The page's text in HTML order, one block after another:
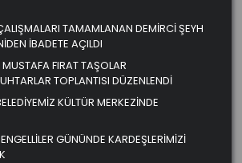
TAMAMLANAN DEMİRCİ ŞEYH
İBADETE AÇILDI
FIRAT TAŞOLAR
TOPLANTISI DÜZENLENDİ
KÜLTÜR MERKEZİNDE
GÜNÜNDE KARDEŞLERİMİZİ